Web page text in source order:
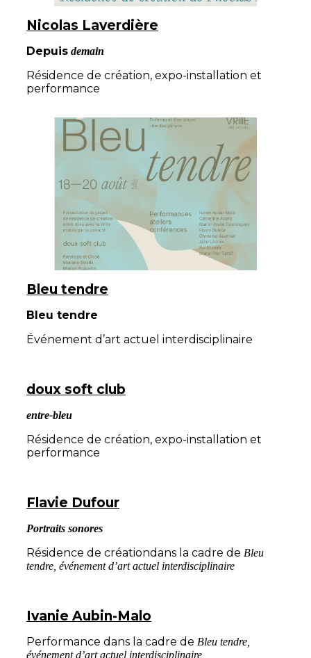
Nicolas Laverdière
Depuis demain
Résidence de création, expo-installation et
performance
Bleu tendre
Bleu tendre
Événement d’art actuel interdisciplinaire
doux soft club
entre-bleu
Résidence de création, expo-installation et
performance
Flavie Dufour
Portraits sonores
Résidence de créationdans la cadre de Bleu
tendre, événement d’art actuel interdisciplinaire
Ivanie Aubin-Malo
Performance dans la cadre de Bleu tendre,
événement d’art actuel interdisciplinaire